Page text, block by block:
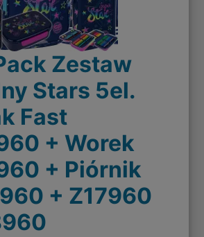
Zestaw
Stars 5el.
Fast
+ Worek
+ Piórnik
+ Z17960